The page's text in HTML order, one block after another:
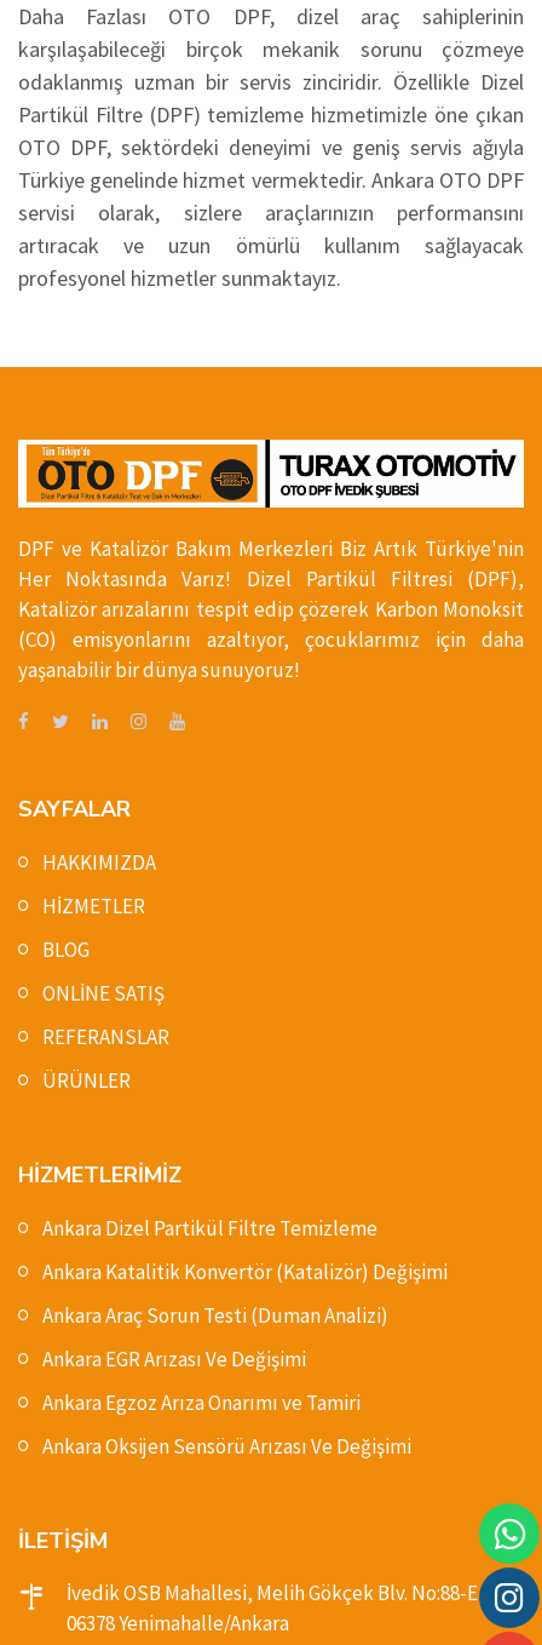
Daha Fazlası OTO DPF, dizel araç sahiplerinin
karşılaşabileceği birçok mekanik sorunu çözmeye
odaklanmış uzman bir servis zinciridir. Özellikle Dizel
Partikül Filtre (DPF) temizleme hizmetimizle öne çıkan
OTO DPF, sektördeki deneyimi ve geniş servis ağıyla
Türkiye genelinde hizmet vermektedir. Ankara OTO DPF
servisi olarak, sizlere araçlarınızın performansını
artıracak ve uzun ömürlü kullanım sağlayacak
profesyonel hizmetler sunmaktayız.
DPF ve Katalizör Bakım Merkezleri Biz Artık Türkiye'nin
Her Noktasında Varız! Dizel Partikül Filtresi (DPF),
Katalizör arızalarını tespit edip çözerek Karbon Monoksit
(CO) emisyonlarını azaltıyor, çocuklarımız için daha
yaşanabilir bir dünya sunuyoruz!
SAYFALAR
HAKKIMIZDA
HİZMETLER
BLOG
ONLİNE SATIŞ
REFERANSLAR
ÜRÜNLER
HİZMETLERİMİZ
Ankara Dizel Partikül Filtre Temizleme
Ankara Katalitik Konvertör (Katalizör) Değişimi
Ankara Araç Sorun Testi (Duman Analizi)
Ankara EGR Arızası Ve Değişimi
Ankara Egzoz Arıza Onarımı ve Tamiri
Ankara Oksijen Sensörü Arızası Ve Değişimi
İLETİŞİM
İvedik OSB Mahallesi, Melih Gökçek Blv. No:88-E,
06378 Yenimahalle/Ankara